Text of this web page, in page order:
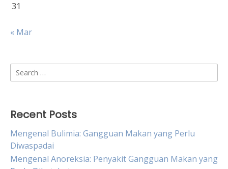
31
« Mar
Search
for:
Recent Posts
Mengenal Bulimia: Gangguan Makan yang Perlu
Diwaspadai
Mengenal Anoreksia: Penyakit Gangguan Makan yang